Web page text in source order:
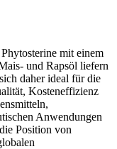
mit einem
und Rapsöl liefern
daher ideal für die
Kosteneffizienz
Anwendungen
Position von